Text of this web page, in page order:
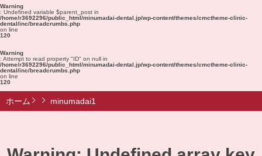
Warning
: Undefined variable $parent_post in
/home/r3692296/public_html/minumadai-dental.jp/wp-content/themes/cmctheme-clinic-
dental/inc/breadcrumbs.php
on line
120
Warning
: Attempt to read property "ID" on null in
/home/r3692296/public_html/minumadai-dental.jp/wp-content/themes/cmctheme-clinic-
dental/inc/breadcrumbs.php
on line
120
ホーム minumadai1